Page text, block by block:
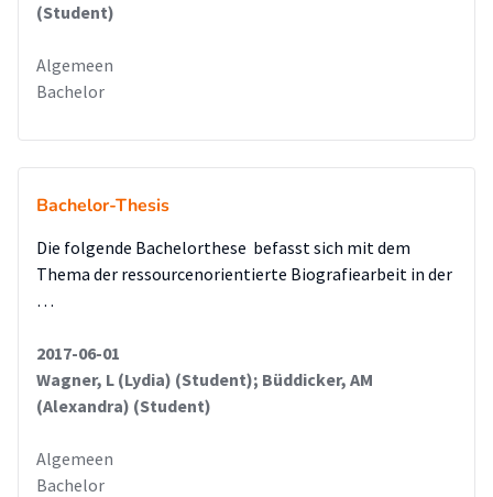
(Student)
Algemeen
Bachelor
Bachelor-Thesis
Die folgende Bachelorthese befasst sich mit dem
Thema der ressourcenorientierte Biografiearbeit in der
…
2017-06-01
Wagner, L (Lydia) (Student); Büddicker, AM
(Alexandra) (Student)
Algemeen
Bachelor